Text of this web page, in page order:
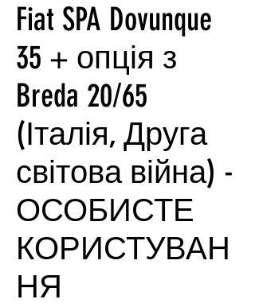
Fiat SPA Dovunque
35 + опція з
Breda 20/65
(Італія, Друга
світова війна) -
ОСОБИСТЕ
КОРИСТУВАН
НЯ